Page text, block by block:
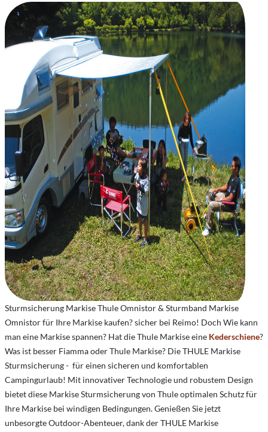
Sturmsicherung Markise Thule Omnistor & Sturmband Markise
Omnistor für Ihre Markise kaufen? sicher bei Reimo! Doch Wie kann
man eine Markise spannen? Hat die Thule Markise eine Kederschiene?
Was ist besser Fiamma oder Thule Markise? Die THULE Markise
Sturmsicherung - für einen sicheren und komfortablen
Campingurlaub! Mit innovativer Technologie und robustem Design
bietet diese Markise Sturmsicherung von Thule optimalen Schutz für
Ihre Markise bei windigen Bedingungen. Genießen Sie jetzt
unbesorgte Outdoor-Abenteuer, dank der THULE Markise